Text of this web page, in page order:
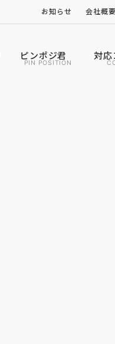
お知らせ 会社概要
ピンポジ君
PIN POSITION
対応